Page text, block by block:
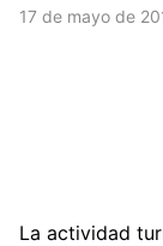
17 de mayo de
La actividad